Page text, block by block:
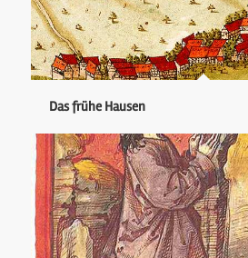
Das frühe Hausen